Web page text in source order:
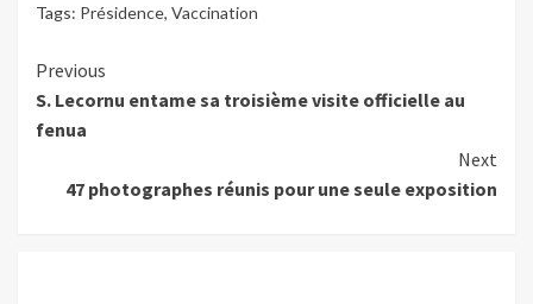
Tags: Présidence, Vaccination
Continue
Reading
Previous
S. Lecornu entame sa troisième visite officielle au
fenua
Next
47 photographes réunis pour une seule exposition